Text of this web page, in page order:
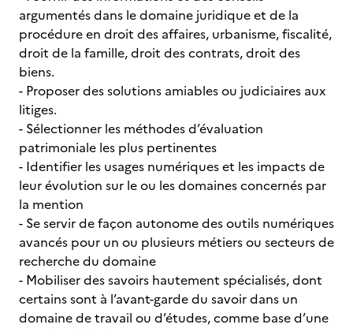
argumentés dans le domaine juridique et de la
procédure en droit des affaires, urbanisme, fiscalité,
droit de la famille, droit des contrats, droit des
biens.
- Proposer des solutions amiables ou judiciaires aux
litiges.
- Sélectionner les méthodes d’évaluation
patrimoniale les plus pertinentes
- Identifier les usages numériques et les impacts de
leur évolution sur le ou les domaines concernés par
la mention
- Se servir de façon autonome des outils numériques
avancés pour un ou plusieurs métiers ou secteurs de
recherche du domaine
- Mobiliser des savoirs hautement spécialisés, dont
certains sont à l’avant-garde du savoir dans un
domaine de travail ou d’études, comme base d’une